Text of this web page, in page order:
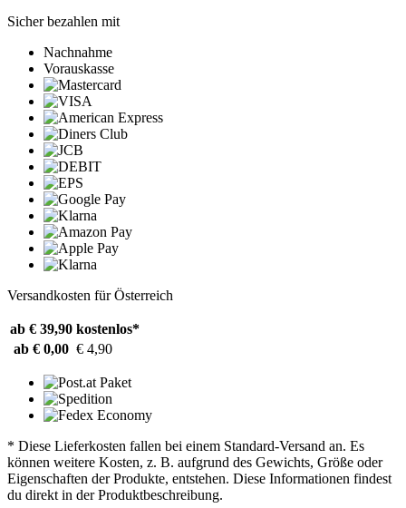
Sicher bezahlen mit
Nachnahme
Vorauskasse
Versandkosten für Österreich
ab € 39,90 kostenlos*
ab € 0,00 € 4,90
* Diese Lieferkosten fallen bei einem Standard-Versand an. Es
können weitere Kosten, z. B. aufgrund des Gewichts, Größe oder
Eigenschaften der Produkte, entstehen. Diese Informationen findest
du direkt in der Produktbeschreibung.